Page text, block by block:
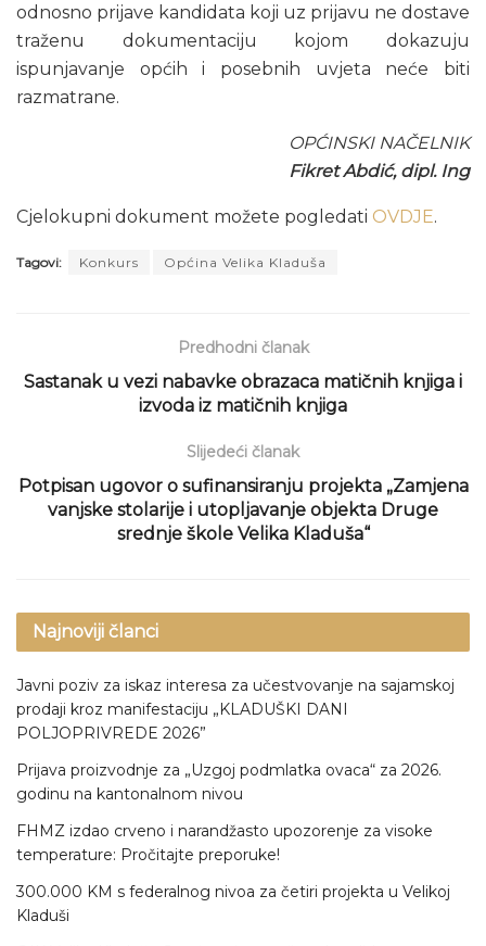
odnosno prijave kandidata koji uz prijavu ne dostave
traženu dokumentaciju kojom dokazuju
ispunjavanje općih i posebnih uvjeta neće biti
razmatrane.
OPĆINSKI NAČELNIK
Fikret Abdić, dipl. Ing
Cjelokupni dokument možete pogledati OVDJE.
Tagovi: Konkurs Općina Velika Kladuša
Predhodni članak
Sastanak u vezi nabavke obrazaca matičnih knjiga i
izvoda iz matičnih knjiga
Slijedeći članak
Potpisan ugovor o sufinansiranju projekta „Zamjena
vanjske stolarije i utopljavanje objekta Druge
srednje škole Velika Kladuša“
Najnoviji članci
Javni poziv za iskaz interesa za učestvovanje na sajamskoj
prodaji kroz manifestaciju „KLADUŠKI DANI
POLJOPRIVREDE 2026”
Prijava proizvodnje za „Uzgoj podmlatka ovaca“ za 2026.
godinu na kantonalnom nivou
FHMZ izdao crveno i narandžasto upozorenje za visoke
temperature: Pročitajte preporuke!
300.000 KM s federalnog nivoa za četiri projekta u Velikoj
Kladuši